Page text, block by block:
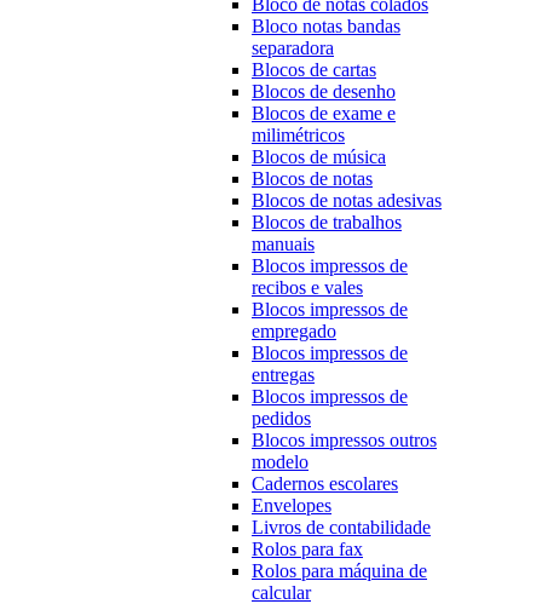
Bloco de notas colados
Bloco notas bandas
separadora
Blocos de cartas
Blocos de desenho
Blocos de exame e
milimétricos
Blocos de música
Blocos de notas
Blocos de notas adesivas
Blocos de trabalhos
manuais
Blocos impressos de
recibos e vales
Blocos impressos de
empregado
Blocos impressos de
entregas
Blocos impressos de
pedidos
Blocos impressos outros
modelo
Cadernos escolares
Envelopes
Livros de contabilidade
Rolos para fax
Rolos para máquina de
calcular